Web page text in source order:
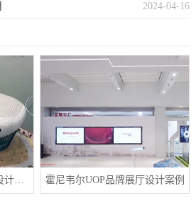
2024-04-16
中国光伏博览馆数字展厅设计案例 霍尼韦尔UOP品牌展厅设计案例